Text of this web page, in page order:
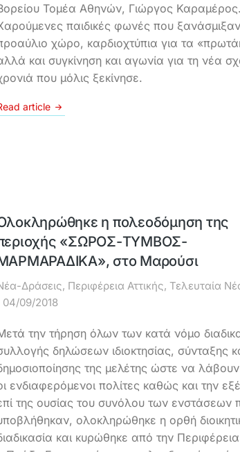
Τομέα Αθηνών, Γιώργος Καραμέρος.
παιδικές φωνές που
χώρο, καρδιοχτύπια για τα
και συγκίνηση και αγωνία για τη νέα
που μόλις ξεκίνησε.
article
η πολεοδόμηση της
«ΣΩΡΟΣ-ΤΥΜΒΟΣ-
στο Μαρούσι
Δράσεις, Περιφέρεια Αττικής, Τελευταία
04/09/2018
την τήρηση όλων των κατά νόμο
δηλώσεων ιδιοκτησίας, σύνταξης
της μελέτης ώστε να
ενδιαφερόμενοι πολίτες καθώς και την
της ουσίας του συνόλου των ενστάσεων
ολοκληρώθηκε η ορθή
και κυρώθηκε από την Περιφέρεια